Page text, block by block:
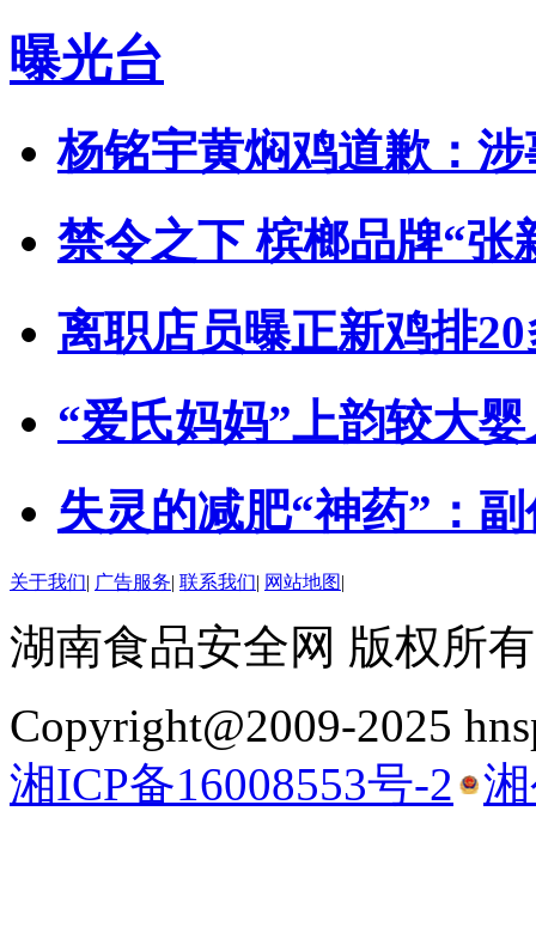
曝光台
杨铭宇黄焖鸡道歉：
禁令之下 槟榔品牌“张
离职店员曝正新鸡排
“爱氏妈妈”上韵较大
失灵的减肥“神药”：
关于我们| 广告服务| 联系我们| 网站地图|
湖南食品安全网 版权所
Copyright@2009-2025
湘ICP备16008553号-2